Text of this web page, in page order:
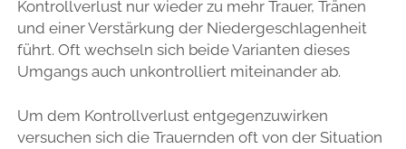
Kontrollverlust nur wieder zu mehr Trauer, Tränen
und einer Verstärkung der Niedergeschlagenheit
führt. Oft wechseln sich beide Varianten dieses
Umgangs auch unkontrolliert miteinander ab.
Um dem Kontrollverlust entgegenzuwirken
versuchen sich die Trauernden oft von der Situation